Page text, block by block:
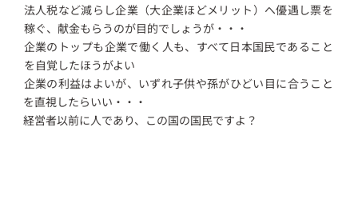
法人税など減らし企業（大企業ほどメリット）へ優遇し票を
稼ぐ、献金もらうのが目的でしょうが・・・
企業のトップも企業で働く人も、すべて日本国民であること
を自覚したほうがよい
企業の利益はよいが、いずれ子供や孫がひどい目に合うこと
を直視したらいい・・・
経営者以前に人であり、この国の国民ですよ？